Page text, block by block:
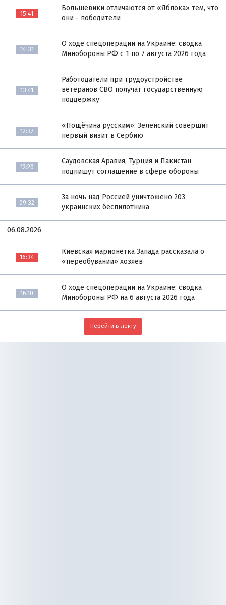
15:41
Большевики отличаются от «Яблока» тем, что
они - победители
14:31
О ходе спецоперации на Украине: сводка
Минобороны РФ с 1 по 7 августа 2026 года
13:41
Работодатели при трудоустройстве
ветеранов СВО получат государственную
поддержку
12:37
«Пощёчина русским»: Зеленский совершит
первый визит в Сербию
12:20
Саудовская Аравия, Турция и Пакистан
подпишут соглашение в сфере обороны
09:32
За ночь над Россией уничтожено 203
украинских беспилотника
06.08.2026
16:34
Киевская марионетка Запада рассказала о
«переобувании» хозяев
16:10
О ходе спецоперации на Украине: сводка
Минобороны РФ на 6 августа 2026 года
Перейти в ленту